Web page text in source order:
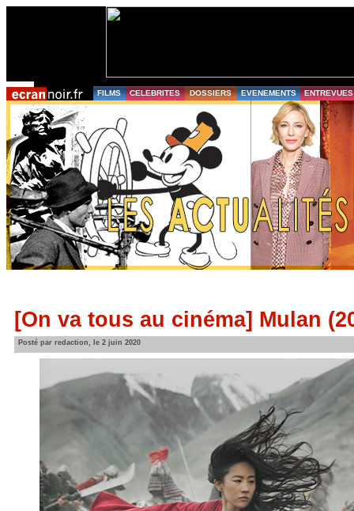
FILMS CELEBRITES DOSSIERS EVENEMENTS ENTREVUES
[On va tous au cinéma] Mulan
Posté par redaction, le 2 juin 2020